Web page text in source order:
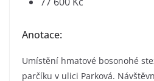
Anotace:
Umístění hmatové bosonohé
parčíku v ulici Parková.